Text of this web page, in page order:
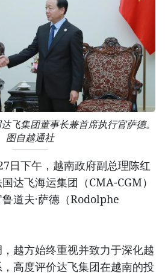
飞集团董事长兼首席执行官萨德。
图自越通社
下午，越南政府副总理陈红
达飞海运集团（CMA-CGM）
道夫·萨德（Rodolphe
越方始终重视并致力于深化越
高度评价达飞集团在越南的投